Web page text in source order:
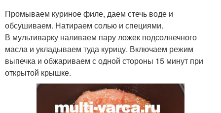
Промываем куриное филе, даем стечь воде и
обсушиваем. Натираем солью и специями.
В мультиварку наливаем пару ложек подсолнечного
масла и укладываем туда курицу. Включаем режим
выпечка и обжариваем с одной стороны 15 минут при
открытой крышке.